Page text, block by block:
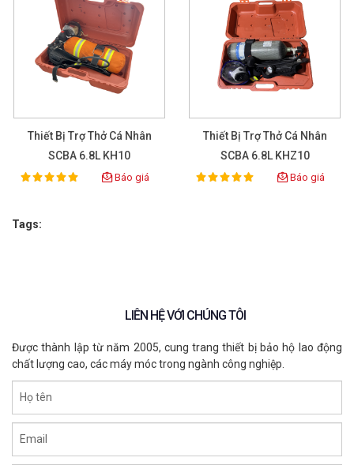
Thiết Bị Trợ Thở Cá Nhân
SCBA 6.8L KH10
Rating:
100% Báo giá
Thiết Bị Trợ Thở Cá Nhân
SCBA 6.8L KHZ10
Rating:
100% Báo giá
Tags:
LIÊN HỆ VỚI CHÚNG TÔI
Được thành lập từ năm 2005, cung trang thiết bị bảo hộ lao động
chất lượng cao, các máy móc trong ngành công nghiệp.
Họ tên
Email